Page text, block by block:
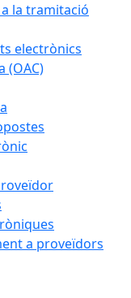
la tramitació
electrònics
(OAC)
a proveïdors